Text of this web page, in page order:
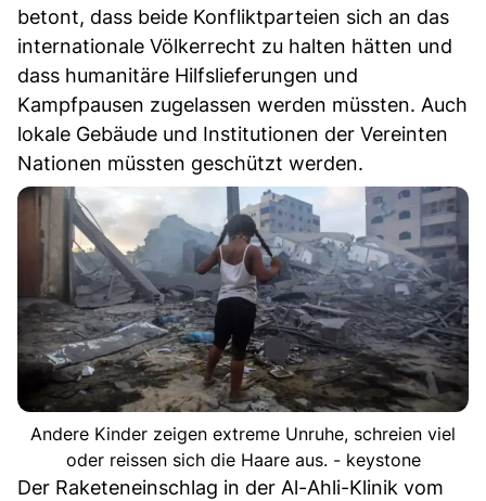
betont, dass beide Konfliktparteien sich an das
internationale Völkerrecht zu halten hätten und
dass humanitäre Hilfslieferungen und
Kampfpausen zugelassen werden müssten. Auch
lokale Gebäude und Institutionen der Vereinten
Nationen müssten geschützt werden.
Andere Kinder zeigen extreme Unruhe, schreien viel
oder reissen sich die Haare aus. - keystone
Der Raketeneinschlag in der Al-Ahli-Klinik vom